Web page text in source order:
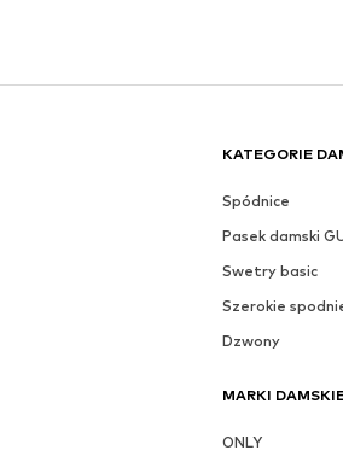
KATEGORIE
Spódnice
Pasek damski
Swetry basic
Szerokie
Dzwony
MARKI
ONLY